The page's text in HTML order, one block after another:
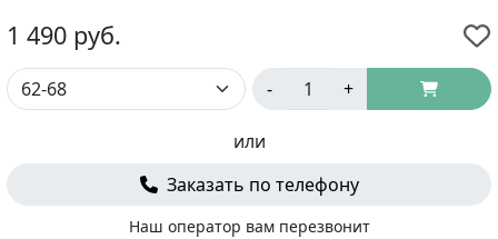
1 490 руб.
- +
или
Заказать по телефону
Наш оператор вам перезвонит